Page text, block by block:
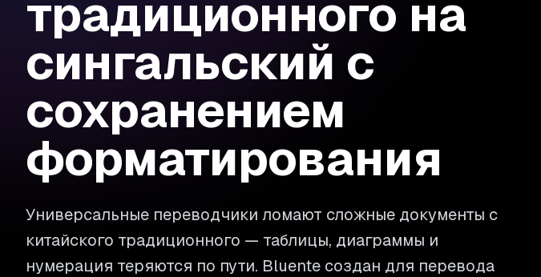
традиционного на
сингальский с
сохранением
форматирования
Универсальные переводчики ломают сложные документы с
китайского традиционного — таблицы, диаграммы и
нумерация теряются по пути. Bluente создан для перевода